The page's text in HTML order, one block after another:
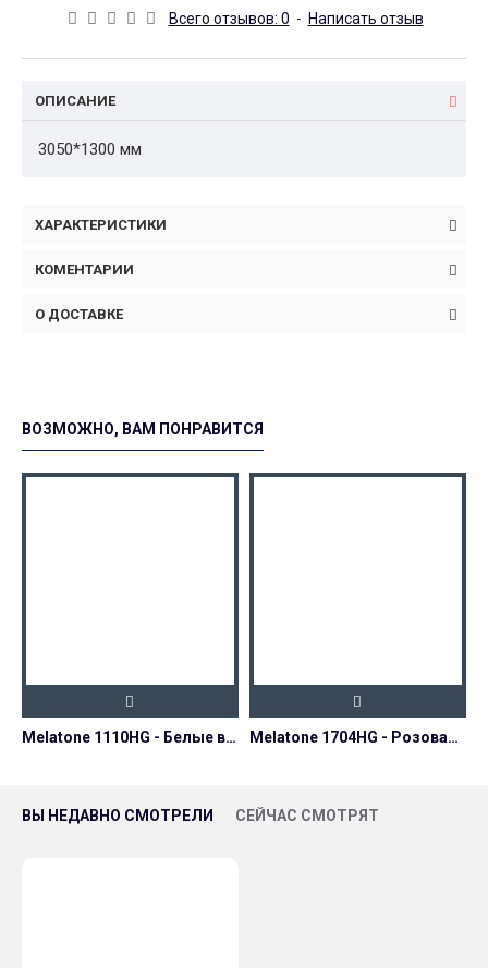
Всего отзывов: 0 - Написать отзыв
ОПИСАНИЕ
3050*1300 мм
ХАРАКТЕРИСТИКИ
КОМЕНТАРИИ
О ДОСТАВКЕ
ВОЗМОЖНО, ВАМ ПОНРАВИТСЯ
Melatone 1110HG - Белые васильки Melatone 1704HG - Розовая фантазия
ВЫ НЕДАВНО СМОТРЕЛИ СЕЙЧАС СМОТРЯТ